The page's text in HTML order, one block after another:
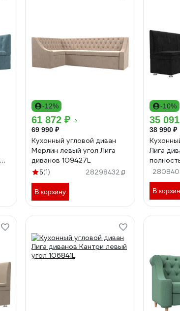
-12%
61 872 ₽
69 990 ₽
Кухонный угловой диван
Мерлин левый угол Лига
диванов 109427L
5(1) 28298432
В корзину
-10%
35
38 990 ₽
Лига
109628L
В